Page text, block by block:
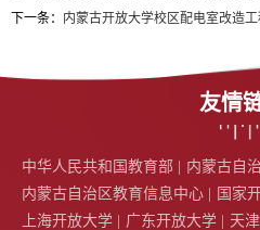
下一条：
内蒙古开放大学校区配电室改造
友情
中华人民共和国教育部 |
内蒙古自
内蒙古自治区教育信息中心 |
国家
上海开放大学 |
广东开放大学 | 天